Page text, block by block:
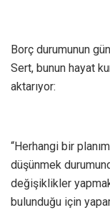
Borç durumunun
Sert, bunun hayat
aktarıyor:
“Herhangi bir
düşünmek
değişiklikler
bulunduğu için